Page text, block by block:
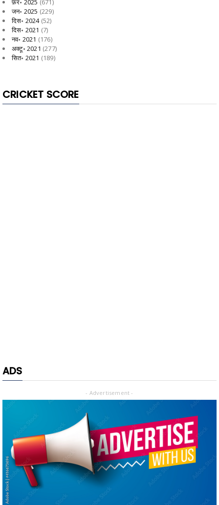
फ़र॰ 2025 (671)
जन॰ 2025 (229)
दिस॰ 2024(52)
दिस॰ 2021 (7)
नव॰ 2021 (176)
अक्टू॰ 2021 (277)
सित॰ 2021 (189)
CRICKET SCORE
ADS
- Advertisement -